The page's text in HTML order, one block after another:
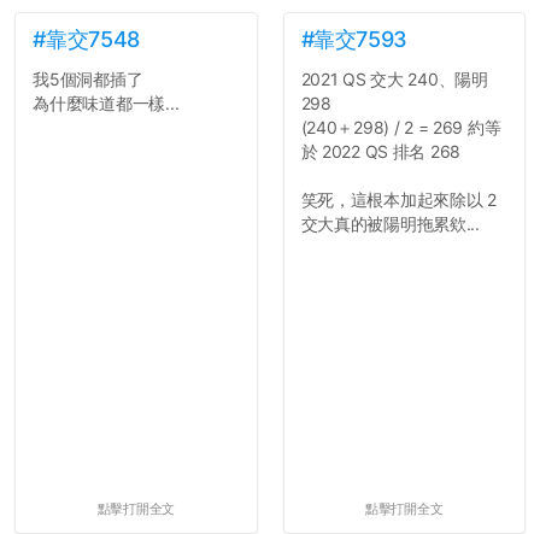
#靠交7548
我5個洞都插了
為什麼味道都一樣...
點擊打開全文
#靠交7593
2021 QS 交大 240、陽明
298
(240＋298) / 2 = 269 約等
於 2022 QS 排名 268
笑死，這根本加起來除以 2
交大真的被陽明拖累欸...
點擊打開全文